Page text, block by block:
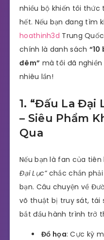
nhiều bộ khiến tôi thức
hết. Nếu bạn đang tìm
hoathinh3d Trung
chính là danh sách
đêm” mà tôi đã
nhiêu lần!
1. “Đấu La Đại
– Siêu Phẩm
Qua
Nếu bạn là fan của
Đại Lục”chắc chắn
bạn. Câu chuyện về
võ thuật bị truy sát, tái
bắt đầu hành trình trở
Đồ họa: Cực kỳ